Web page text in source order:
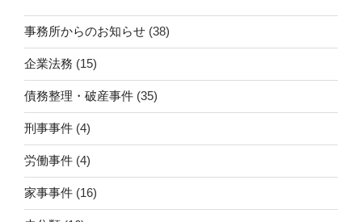
年
実
績）”
の
事務所からのお知らせ (38)
企業法務 (15)
債務整理・破産事件 (35)
刑事事件 (4)
労働事件 (4)
家事事件 (16)